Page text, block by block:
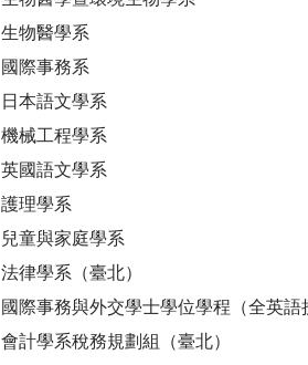
生物醫學系
國際事務系
日本語文學系
機械工程學系
英國語文學系
護理學系
兒童與家庭學系
法律學系（臺北）
國際事務與外交學士學位學程（全英語
會計學系稅務規劃組（臺北）